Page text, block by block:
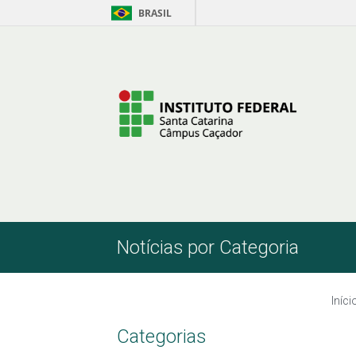
Pular para o Conteúdo BRASIL
Notícias por Categoria
Categorias